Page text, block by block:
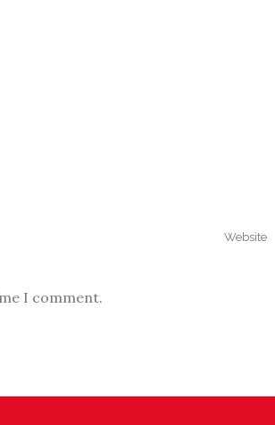
I comment.